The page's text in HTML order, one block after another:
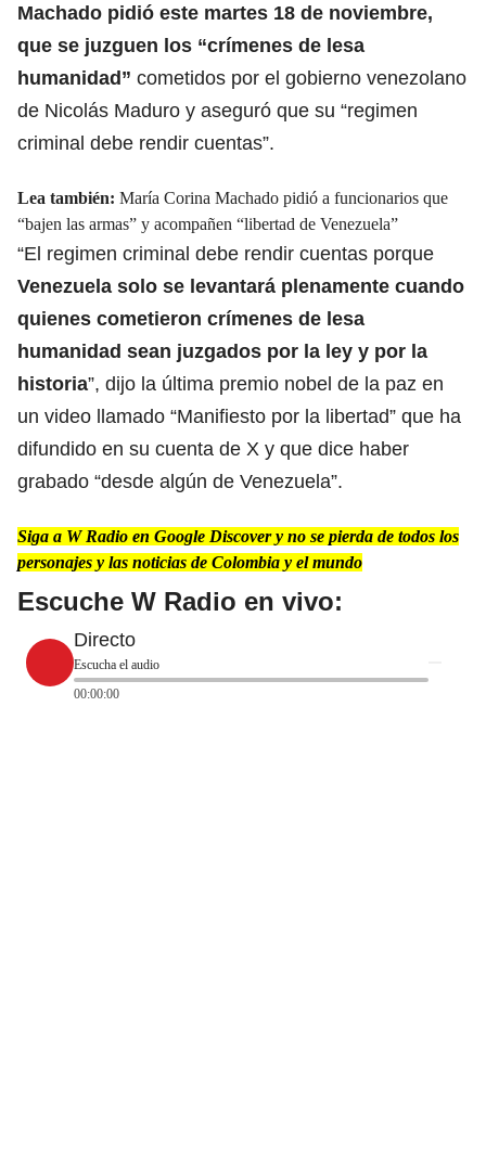
Machado pidió este martes 18 de noviembre,
que se juzguen los “crímenes de lesa
humanidad” cometidos por el gobierno venezolano
de Nicolás Maduro y aseguró que su “regimen
criminal debe rendir cuentas”.
Lea también: María Corina Machado pidió a funcionarios que
“bajen las armas” y acompañen “libertad de Venezuela”
“El regimen criminal debe rendir cuentas porque
Venezuela solo se levantará plenamente cuando
quienes cometieron crímenes de lesa
humanidad sean juzgados por la ley y por la
historia”, dijo la última premio nobel de la paz en
un video llamado “Manifiesto por la libertad” que ha
difundido en su cuenta de X y que dice haber
grabado “desde algún de Venezuela”.
Siga a W Radio en Google Discover y no se pierda de todos los
personajes y las noticias de Colombia y el mundo
Escuche W Radio en vivo:
Directo
Escucha el audio
00:00:00